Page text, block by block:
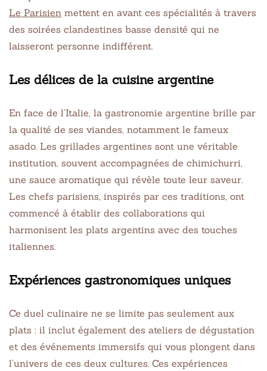
Le Parisien mettent en avant ces spécialités à travers
des soirées clandestines basse densité qui ne
laisseront personne indifférent.
Les délices de la cuisine argentine
En face de l’Italie, la gastronomie argentine brille par
la qualité de ses viandes, notamment le fameux
asado. Les grillades argentines sont une véritable
institution, souvent accompagnées de chimichurri,
une sauce aromatique qui révèle toute leur saveur.
Les chefs parisiens, inspirés par ces traditions, ont
commencé à établir des collaborations qui
harmonisent les plats argentins avec des touches
italiennes.
Expériences gastronomiques uniques
Ce duel culinaire ne se limite pas seulement aux
plats : il inclut également des ateliers de dégustation
et des événements immersifs qui vous plongent dans
l’univers de ces deux cultures. Ces expériences